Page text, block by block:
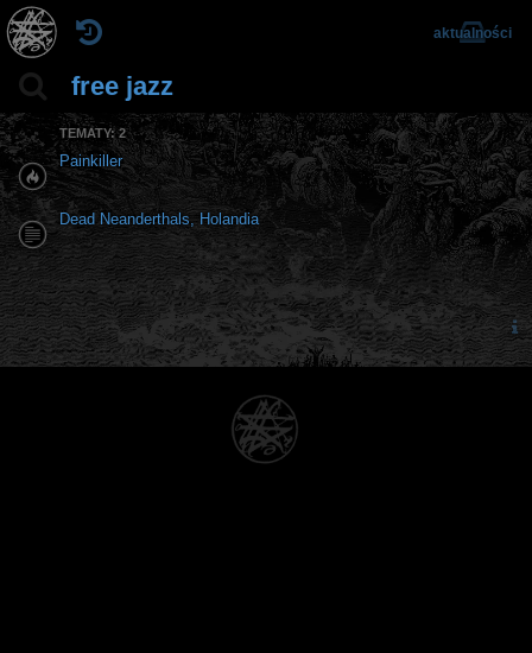
free jazz
aktualności
TEMATY: 2
Painkiller
Dead Neanderthals, Holandia